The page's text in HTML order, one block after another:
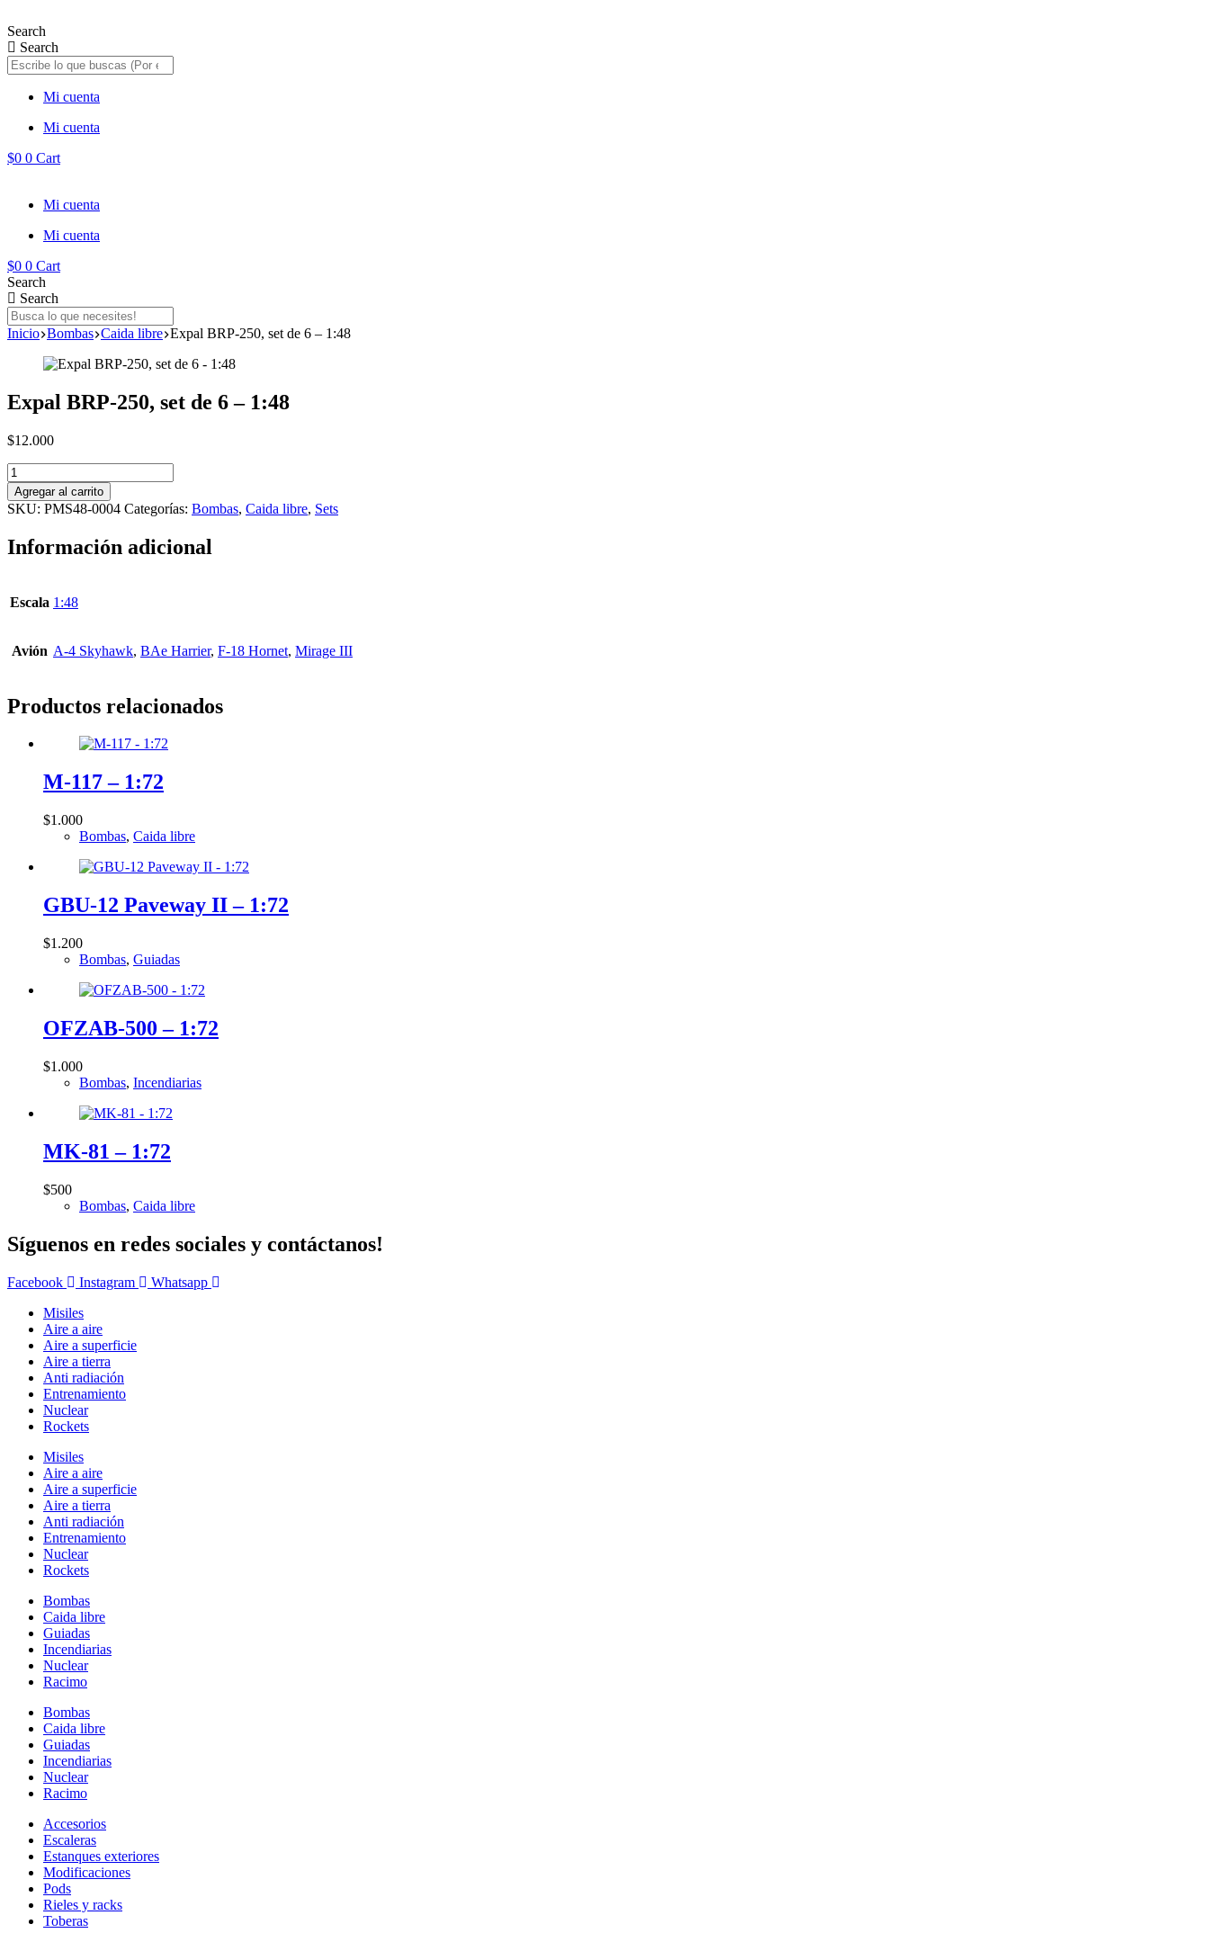
al
contenido
Search
Search
Mi cuenta
Mi cuenta
$0 0 Cart
Mi cuenta
Mi cuenta
$0 0 Cart
Search
Search
Inicio Bombas Caida libre Expal BRP-250, set de 6 – 1:48
Expal BRP-250, set de 6 – 1:48
$12.000
Expal
BRP-
250,
set
6
cantidad
Agregar al carrito
SKU: PMS48-0004 Categorías: Bombas, Caida libre, Sets
Información adicional
Escala 1:48
Avión A-4 Skyhawk, BAe Harrier, F-18 Hornet, Mirage III
Productos relacionados
M-117 – 1:72
$1.000
Bombas, Caida libre
GBU-12 Paveway II – 1:72
$1.200
Bombas, Guiadas
OFZAB-500 – 1:72
$1.000
Bombas, Incendiarias
MK-81 – 1:72
$500
Bombas, Caida libre
Síguenos en redes sociales y contáctanos!
Facebook Instagram
Whatsapp
Misiles
Aire a aire
Aire a superficie
Aire a tierra
Anti radiación
Entrenamiento
Nuclear
Rockets
Misiles
Aire a aire
Aire a superficie
Aire a tierra
Anti radiación
Entrenamiento
Nuclear
Rockets
Bombas
Caida libre
Guiadas
Incendiarias
Nuclear
Racimo
Bombas
Caida libre
Guiadas
Incendiarias
Nuclear
Racimo
Accesorios
Escaleras
Estanques exteriores
Modificaciones
Pods
Rieles y racks
Toberas